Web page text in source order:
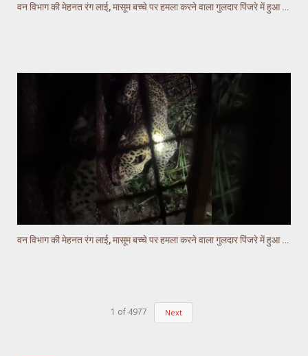
वन विभाग की मेहनत रंग लाई, मासूम बच्चे पर हमला करने वाला गुलदार पिंजरे में हुआ कैद
वन विभाग की मेहनत रंग लाई, मासूम बच्चे पर हमला करने वाला गुलदार पिंजरे में हुआ कैद
1 of 4977 Next